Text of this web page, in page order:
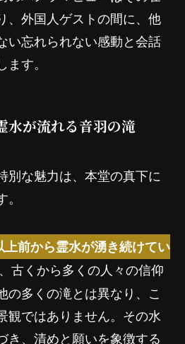
、外国人ゲストの間に、他
い忘れられない感動と会話
す。
が流れる音羽の滝
別な魅力は、本堂の真下に
上前から霊水が湧き続けてい
古くから多くの人々の信仰
の多くの滝とは異なり、こ
観ではありません。その水
き、清めと願いを象徴する